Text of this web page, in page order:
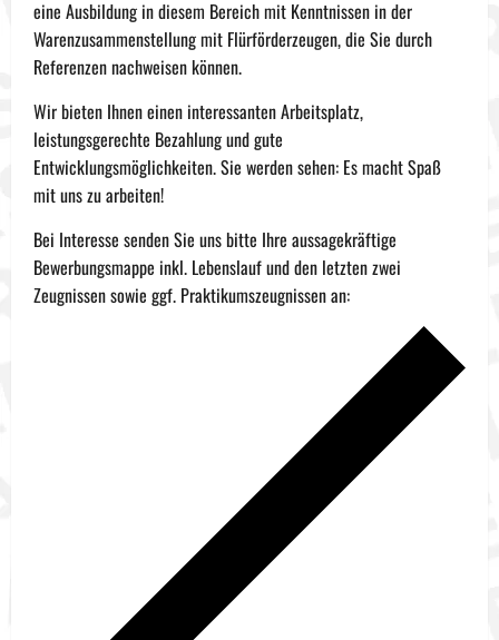
eine Ausbildung in diesem Bereich mit Kenntnissen in der
Warenzusammenstellung mit Flürförderzeugen, die Sie durch
Referenzen nachweisen können.
Wir bieten Ihnen einen interessanten Arbeitsplatz,
leistungsgerechte Bezahlung und gute
Entwicklungsmöglichkeiten. Sie werden sehen: Es macht Spaß
mit uns zu arbeiten!
Bei Interesse senden Sie uns bitte Ihre aussagekräftige
Bewerbungsmappe inkl. Lebenslauf und den letzten zwei
Zeugnissen sowie ggf. Praktikumszeugnissen an: